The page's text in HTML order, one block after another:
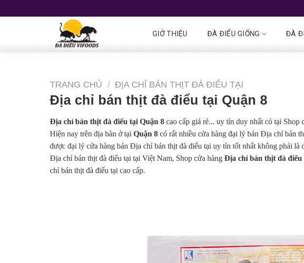
GIỚ THIỆU ĐÀ ĐIỂU GIỐNG ĐÀ
TRANG CHỦ / ĐỊA CHỈ BÁN THỊT ĐÀ ĐIỂU TẠI
Địa chỉ bán thịt đà điểu tại Quận 8
Địa chỉ bán thịt đà điểu tại Quận 8 cao cấp giá rẻ... uy tín duy nhất có tại Shop
Hiện nay trên địa bàn ở tại Quận 8 có rất nhiều cửa hàng đại lý bán Địa chỉ bán
được đại lý cửa hàng bán Địa chỉ bán thịt đà điểu tại uy tín tốt nhất không phải là
Địa chỉ bán thịt đà điểu tại tại Việt Nam, Shop cửa hàng Địa chỉ bán thịt đà điểu
chỉ bán thịt đà điểu tại cao cấp.